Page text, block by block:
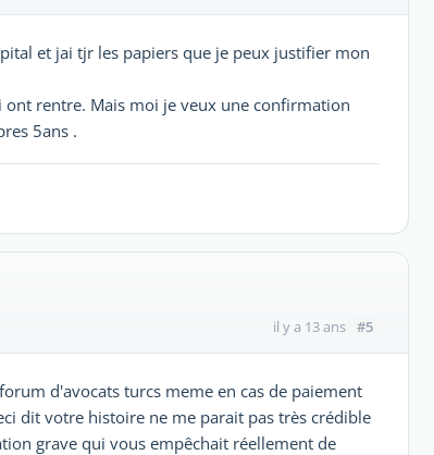
et jai tjr les papiers que je peux justifier mon
rentre. Mais moi je veux une confirmation
5ans .
il y a 13 ans #5
d'avocats turcs meme en cas de paiement
dit votre histoire ne me parait pas très crédible
grave qui vous empêchait réellement de